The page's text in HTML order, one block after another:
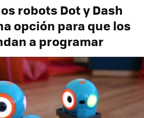
robots Dot y Dash
opción para que los
a programar